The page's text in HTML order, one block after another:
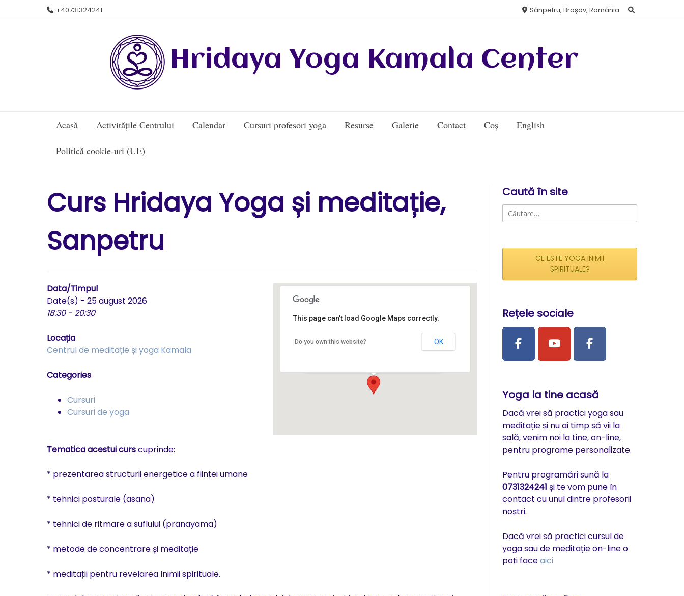
+40731324241 Sânpetru, Brașov, România
Hridaya Yoga Kamala Center
Acasă Activitățile Centrului Calendar Cursuri profesori yoga Resurse Galerie Contact Coș English
Politică cookie-uri (UE)
Curs Hridaya Yoga și meditație,
Sanpetru
Centrul de meditație și yoga
This page can't load Google Maps correctly.
Do you own this website? OK
Data/Timpul
Date(s) - 25 august 2026
18:30 - 20:30
Locația
Centrul de meditație și yoga Kamala
Categories
Cursuri
Cursuri de yoga
Tematica acestui curscuprinde:
* prezentarea structurii energetice a ființei umane
* tehnici posturale (asana)
* tehnici de ritmare a suflului (pranayama)
* metode de concentrare și meditație
* meditații pentru revelarea Inimii spirituale.
Caută în site
Caută
după:
CE ESTE YOGA INIMII
SPIRITUALE?
Rețele sociale
Yoga la tine acasă
Dacă vrei să practici yoga sau
meditație și nu ai timp să vii la
sală, venim noi la tine, on-line,
pentru programe personalizate.
Pentru programări sună la
0731324241 și te vom pune în
contact cu unul dintre profesorii
noștri.
Dacă vrei să practici cursul de
yoga sau de meditație on-line o
poți faceaici